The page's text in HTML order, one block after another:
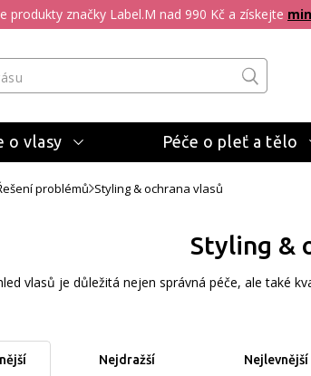
produkty značky Label.M nad 990 Kč a získejte
o vlasy Péče o pleť a tělo
problémů Styling & ochrana vlasů
Styling &
vlasů je důležitá nejen správná péče, ale také
Nejdražší Nejlevnější